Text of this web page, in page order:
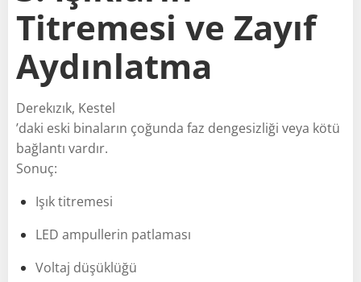
Titremesi ve Zayıf
Aydınlatma
Derekızık, Kestel
’daki eski binaların çoğunda faz dengesizliği veya kötü
bağlantı vardır.
Sonuç:
Işık titremesi
LED ampullerin patlaması
Voltaj düşüklüğü